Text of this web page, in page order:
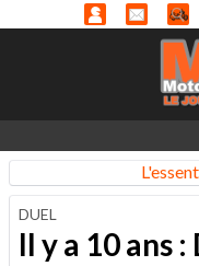
DUEL
Il y a 10 ans